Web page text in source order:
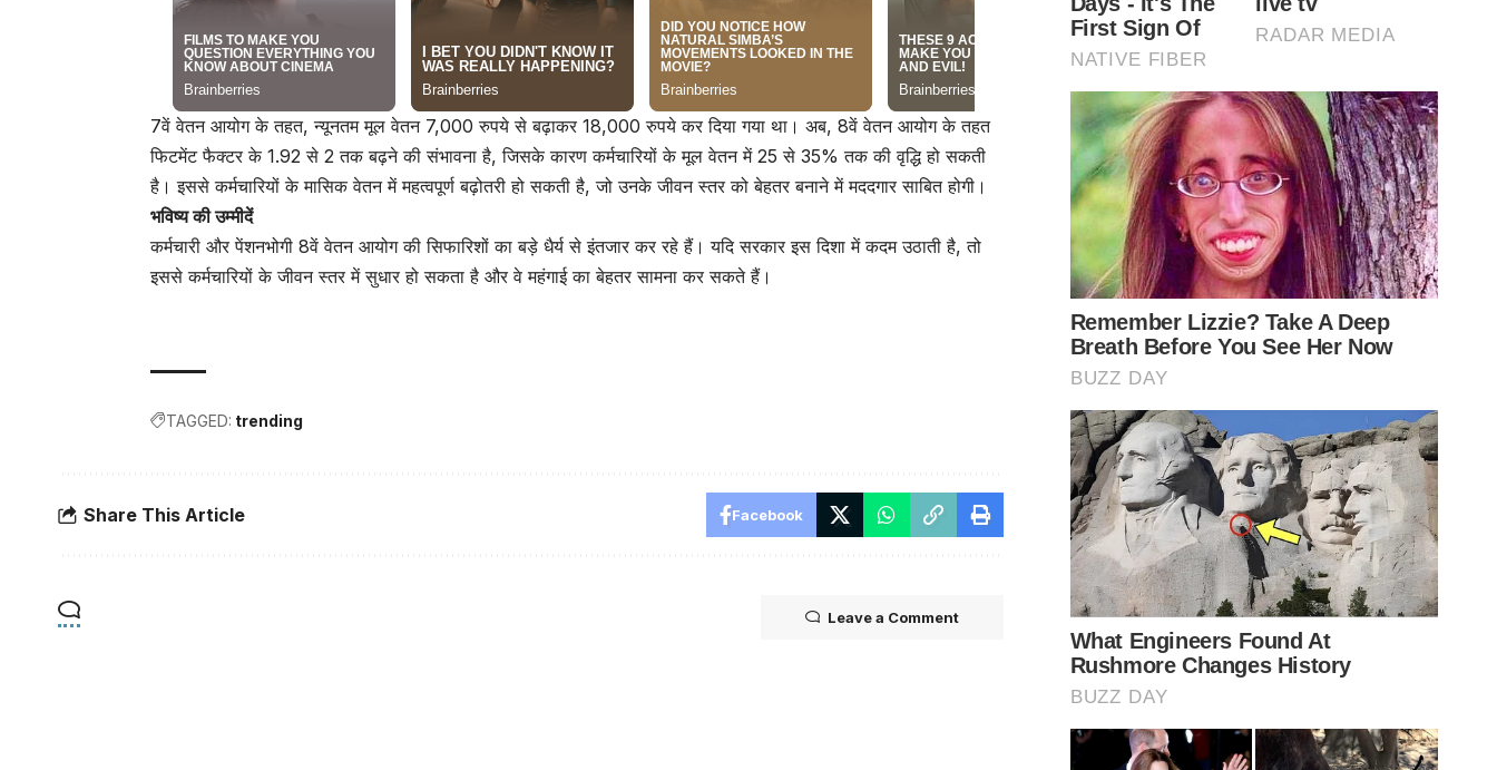
7वें वेतन आयोग के तहत, न्यूनतम मूल वेतन 7,000 रुपये से बढ़ाकर 18,000 रुपये कर दिया गया था। अब, 8वें वेतन आयोग के तहत
फिटमेंट फैक्टर के 1.92 से 2 तक बढ़ने की संभावना है, जिसके कारण कर्मचारियों के मूल वेतन में 25 से 35% तक की वृद्धि हो सकती
है। इससे कर्मचारियों के मासिक वेतन में महत्वपूर्ण बढ़ोतरी हो सकती है, जो उनके जीवन स्तर को बेहतर बनाने में मददगार साबित होगी।
भविष्य की उम्मीदें
कर्मचारी और पेंशनभोगी 8वें वेतन आयोग की सिफारिशों का बड़े धैर्य से इंतजार कर रहे हैं। यदि सरकार इस दिशा में कदम उठाती है, तो
इससे कर्मचारियों के जीवन स्तर में सुधार हो सकता है और वे महंगाई का बेहतर सामना कर सकते हैं।
TAGGED: trending
Share This Article Facebook
Leave a Comment